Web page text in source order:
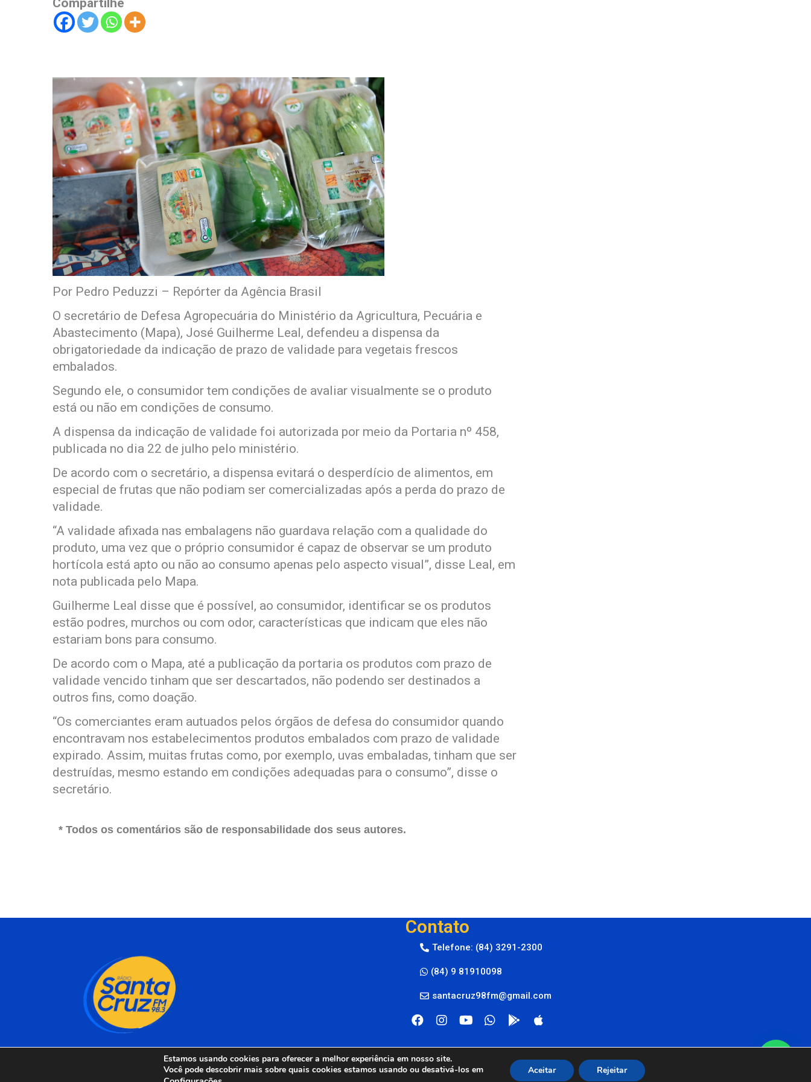
Compartilhe
Por Pedro Peduzzi – Repórter da Agência Brasil
O secretário de Defesa Agropecuária do Ministério da Agricultura, Pecuária e
Abastecimento (Mapa), José Guilherme Leal, defendeu a dispensa da
obrigatoriedade da indicação de prazo de validade para vegetais frescos
embalados.
Segundo ele, o consumidor tem condições de avaliar visualmente se o produto
está ou não em condições de consumo.
A dispensa da indicação de validade foi autorizada por meio da Portaria nº 458,
publicada no dia 22 de julho pelo ministério.
De acordo com o secretário, a dispensa evitará o desperdício de alimentos, em
especial de frutas que não podiam ser comercializadas após a perda do prazo de
validade.
“A validade afixada nas embalagens não guardava relação com a qualidade do
produto, uma vez que o próprio consumidor é capaz de observar se um produto
hortícola está apto ou não ao consumo apenas pelo aspecto visual”, disse Leal, em
nota publicada pelo Mapa.
Guilherme Leal disse que é possível, ao consumidor, identificar se os produtos
estão podres, murchos ou com odor, características que indicam que eles não
estariam bons para consumo.
De acordo com o Mapa, até a publicação da portaria os produtos com prazo de
validade vencido tinham que ser descartados, não podendo ser destinados a
outros fins, como doação.
“Os comerciantes eram autuados pelos órgãos de defesa do consumidor quando
encontravam nos estabelecimentos produtos embalados com prazo de validade
expirado. Assim, muitas frutas como, por exemplo, uvas embaladas, tinham que ser
destruídas, mesmo estando em condições adequadas para o consumo”, disse o
secretário.
* Todos os comentários são de responsabilidade dos seus autores.
Contato
Telefone: (84) 3291-2300
(84) 9 81910098
santacruz98fm@gmail.com
Estamos usando cookies para oferecer a melhor experiência em nosso site.
Você pode descobrir mais sobre quais cookies estamos usando ou desativá-los em
Aceitar Rejeitar